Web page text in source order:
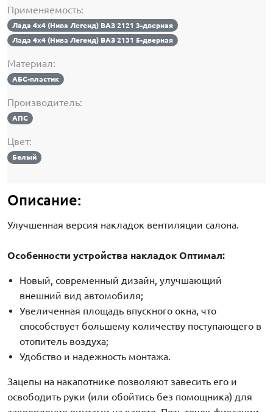
Применяемость:
Лада 4х4 (Нива Легенд) ВАЗ 2121 3-дверная
Лада 4х4 (Нива Легенд) ВАЗ 2131 5-дверная
Материал:
АБС-пластик
Производитель:
АПС
Цвет:
Белый
Описание:
Улучшенная версия накладок вентиляции салона.
Особенности устройства накладок Оптимал:
Новый, современный дизайн, улучшающий
внешний вид автомобиля;
Увеличенная площадь впускного окна, что
способствует большему количеству поступающего в
отопитель воздуха;
Удобство и надежность монтажа.
Зацепы на накапотнике позволяют завесить его и
освободить руки (или обойтись без помощника) для